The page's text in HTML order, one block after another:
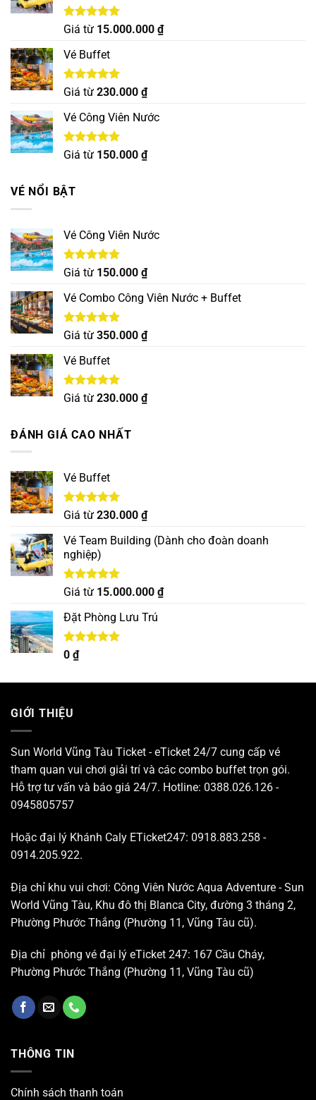
Được xếp
5 sao
Giá từ 15.000.000 ₫
Vé Buffet
Được xếp
5 sao
Giá từ 230.000 ₫
Vé Công Viên Nước
Được xếp
Giá từ 150.000 ₫
VÉ NỔI BẬT
Vé Công Viên Nước
Được xếp
5 sao
Giá từ 150.000 ₫
Vé Combo Công Viên Nước + Buffet
Được xếp
5 sao
Giá từ 350.000 ₫
Vé Buffet
Được xếp
Giá từ 230.000 ₫
ĐÁNH GIÁ CAO NHẤT
Vé Buffet
Được xếp
5 sao
Giá từ 230.000 ₫
Vé Team Building (Dành cho đoàn doanh
nghiệp)
Được xếp
5 sao
Giá từ 15.000.000 ₫
Đặt Phòng Lưu Trú
Được xếp
hạng
0 ₫
GIỚI THIỆU
Sun World Vũng Tàu Ticket - eTicket 24/7 cung cấp vé
tham quan vui chơi giải trí và các combo buffet trọn gói.
Hỗ trợ tư vấn và báo giá 24/7. Hotline: 0388.026.126 -
0945805757
Hoặc đại lý Khánh Caly ETicket247: 0918.883.258 -
0914.205.922.
Địa chỉ khu vui chơi: Công Viên Nước Aqua Adventure - Sun
World Vũng Tàu, Khu đô thị Blanca City, đường 3 tháng 2,
Phường Phước Thắng (Phường 11, Vũng Tàu cũ).
Địa chỉ phòng vé đại lý eTicket 247: 167 Cầu Cháy,
Phường Phước Thắng (Phường 11, Vũng Tàu cũ)
THÔNG TIN
Chính sách thanh toán